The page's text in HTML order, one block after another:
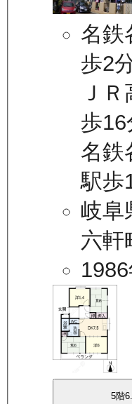
名鉄
歩2
Ｊ
歩16
名鉄
駅歩
岐阜
六軒
5階